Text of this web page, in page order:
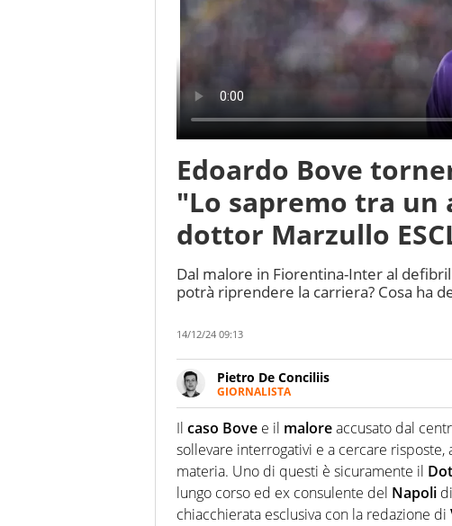
Edoardo Bove
"Lo sapremo tra un
dottor Marzullo
Dal malore in Fiorentina-Inter al
potrà riprendere la carriera? Cosa ha
14/12/24 09:13
Pietro De Conciliis
GIORNALISTA
Giornalista pubblicista e speaker
uno sguardo attento e competente sui
Il caso Bove e il maloreaccusato dal
sollevare interrogativi e a cercare
materia. Uno di questi è sicuramente il
lungo corso ed ex consulente del Napoli
chiacchierata esclusiva con la redazione di